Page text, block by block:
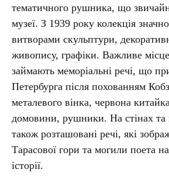
тематичного рушника, що
музеї. З 1939 року колекція
витворами скульптури,
живопису, графіки. Важливе місце
займають меморіальні речі, що
Петербурга після похованням
металевого вінка, червона
домовини, рушники. На стінах
також розташовані речі, які
Тарасової гори та могили поета
історії.